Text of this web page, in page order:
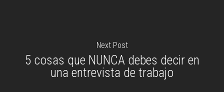
Next Post
5 cosas que NUNCA debes decir en
una entrevista de trabajo